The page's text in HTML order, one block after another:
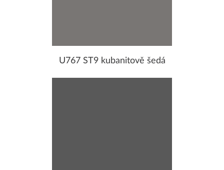
U767 ST9 kubanitově šedá